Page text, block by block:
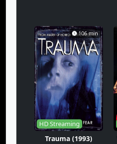
106 min
HD Streaming
Trauma (1993)